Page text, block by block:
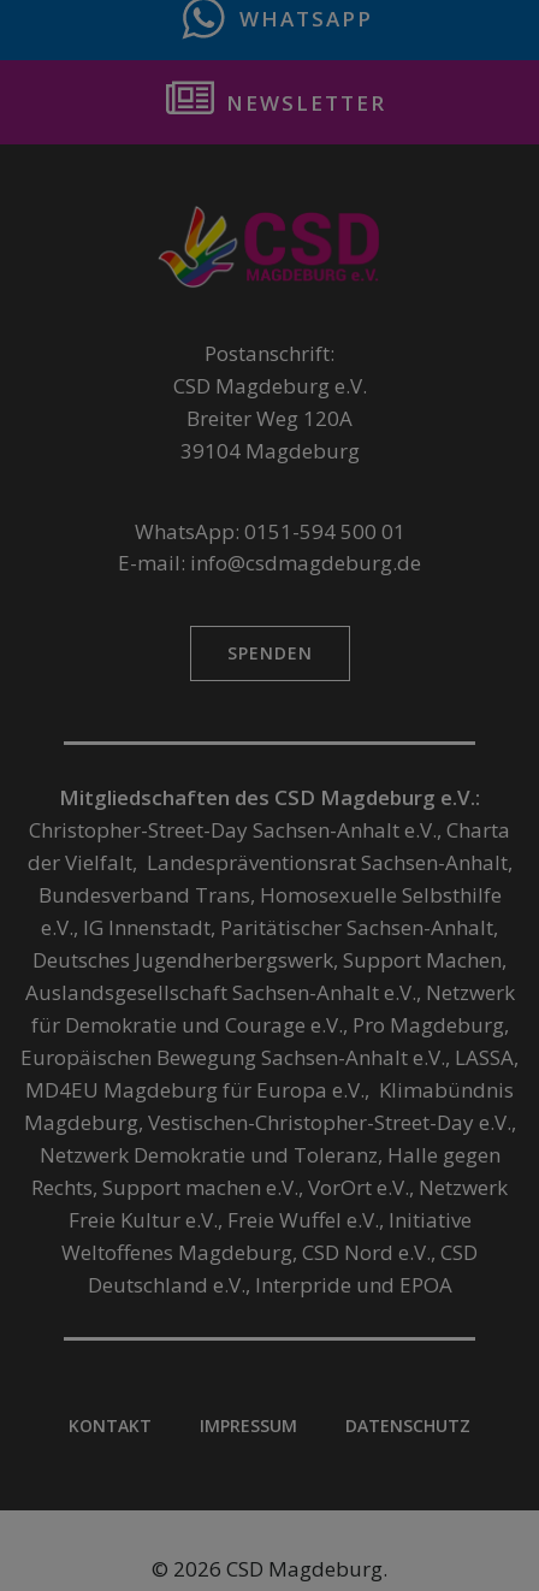
WHATSAPP
NEWSLETTER
Postanschrift:
CSD Magdeburg e.V.
Breiter Weg 120A
39104 Magdeburg
WhatsApp: 0151-594 500 01
E-mail: info@csdmagdeburg.de
SPENDEN
Mitgliedschaften des CSD Magdeburg e.V.:
Christopher-Street-Day Sachsen-Anhalt e.V., Charta
der Vielfalt, Landespräventionsrat Sachsen-Anhalt,
Bundesverband Trans, Homosexuelle Selbsthilfe
e.V., IG Innenstadt, Paritätischer Sachsen-Anhalt,
Deutsches Jugendherbergswerk, Support Machen,
Auslandsgesellschaft Sachsen-Anhalt e.V., Netzwerk
für Demokratie und Courage e.V., Pro Magdeburg,
Europäischen Bewegung Sachsen-Anhalt e.V., LASSA,
MD4EU Magdeburg für Europa e.V., Klimabündnis
Magdeburg, Vestischen-Christopher-Street-Day e.V.,
Netzwerk Demokratie und Toleranz, Halle gegen
Rechts, Support machen e.V., VorOrt e.V., Netzwerk
Freie Kultur e.V., Freie Wuffel e.V., Initiative
Weltoffenes Magdeburg, CSD Nord e.V., CSD
Deutschland e.V., Interpride und EPOA
KONTAKT IMPRESSUM DATENSCHUTZ
© 2026 CSD Magdeburg.